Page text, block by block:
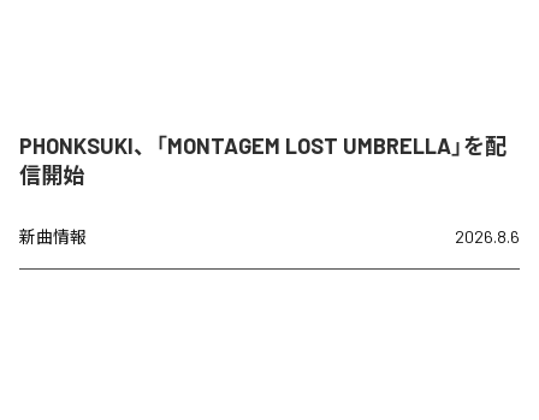
PHONKSUKI、「MONTAGEM LOST UMBRELLA」を配
信開始
新曲情報 2026.8.6